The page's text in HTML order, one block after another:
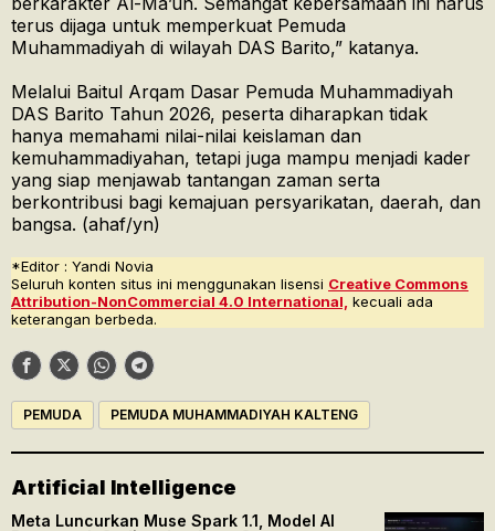
terus dijaga untuk memperkuat Pemuda
Muhammadiyah di wilayah DAS Barito,” katanya.
Melalui Baitul Arqam Dasar Pemuda Muhammadiyah
DAS Barito Tahun 2026, peserta diharapkan tidak
hanya memahami nilai-nilai keislaman dan
kemuhammadiyahan, tetapi juga mampu menjadi kader
yang siap menjawab tantangan zaman serta
berkontribusi bagi kemajuan persyarikatan, daerah, dan
bangsa. (ahaf/yn)
*Editor : Yandi Novia
Seluruh konten situs ini menggunakan lisensi Creative Commons
Attribution-NonCommercial 4.0 International, kecuali ada
keterangan berbeda.
PEMUDA PEMUDA MUHAMMADIYAH KALTENG
Artificial Intelligence
Meta Luncurkan Muse Spark 1.1, Model AI